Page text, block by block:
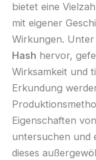
bietet eine
mit eigener
Wirkungen. Unter
Hash hervor,
Wirksamkeit und
Erkundung
Eigenschaften
untersuchen und
dieses